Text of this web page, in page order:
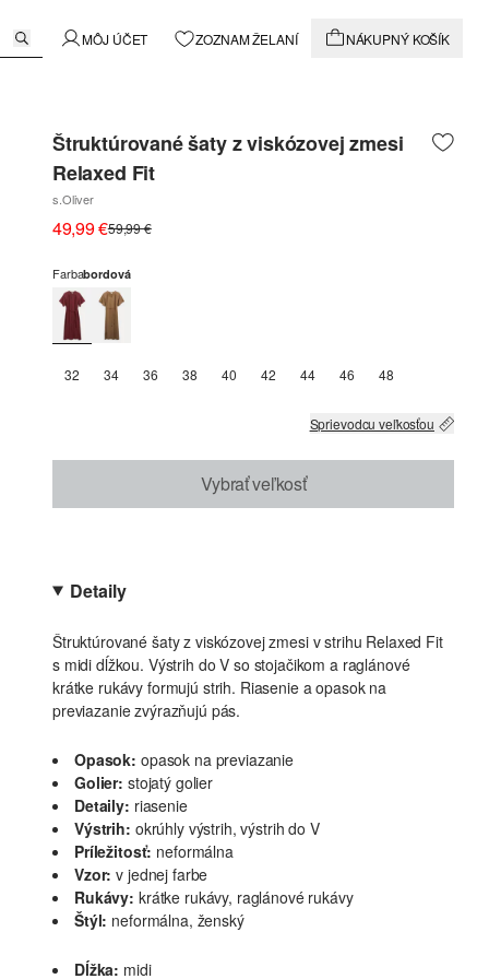
MÔJ ÚČET ZOZNAM ŽELANÍ NÁKUPNÝ KOŠÍK
Štruktúrované šaty z viskózovej zmesi
Relaxed Fit
s.Oliver
49,99 €59,99 €
Farbabordová
32 34 36 38 40 42 44 46 48
Sprievodcu veľkosťou
Vybrať veľkosť
Detaily
Štruktúrované šaty z viskózovej zmesi v strihu Relaxed Fit
s midi dĺžkou. Výstrih do V so stojačikom a raglánové
krátke rukávy formujú strih. Riasenie a opasok na
previazanie zvýrazňujú pás.
Opasok: opasok na previazanie
Golier: stojatý golier
Detaily: riasenie
Výstrih: okrúhly výstrih, výstrih do V
Príležitosť: neformálna
Vzor: v jednej farbe
Rukávy: krátke rukávy, raglánové rukávy
Štýl: neformálna, ženský
Dĺžka: midi